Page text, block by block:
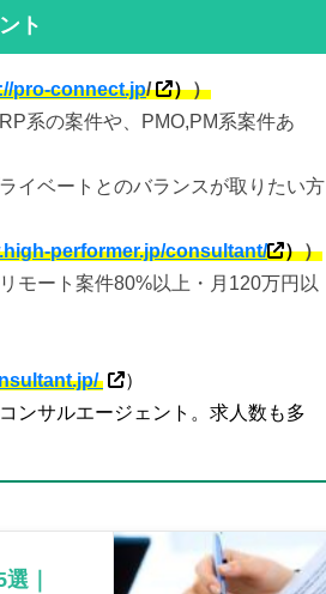
ト
pro-connect.jp/ ））
系の案件や、PMO,PM系案件あ
イベートとのバランスが取りたい方
performer.jp/consultant/ ））
モート案件80%以上・月120万円以
）
ンサルエージェント。求人数も多
｜